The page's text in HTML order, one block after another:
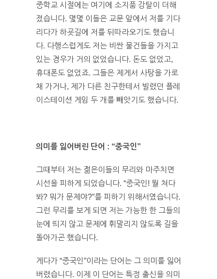
중학교 시절에는 여기에 소지품 강탈이 더해
졌습니다. 몇몇 이들은 교문 앞에서 저를 기다
리다가 하굣길에 저를 뒤따라오기도 했습니
다. 다행스럽게도 저는 비싼 물건들을 가지고
있는 경우가 거의 없었습니다. 돈도 없었고,
휴대폰도 없었죠. 그들은 제게서 사탕을 가로
채 가거나, 제가 다른 친구한테서 빌렸던 플레
이스테이션 게임 두 개를 빼앗기도 했습니다.
의미를 잃어버린 단어 : “중국인”
그때부터 저는 젊은이들의 무리와 마주치면
시선을 피하게 되었습니다. “중국인! 뭘 쳐다
봐? 뭐가 문제야?”를 피하기 위해서였습니다.
그런 무리를 보게 되면 저는 가능한 한 그들의
눈에 띄지 않고 문제에 휘말리지 않도록 길을
돌아가곤 했습니다.
게다가 “중국인”이라는 단어는 그 의미를 잃어
버렸습니다. 이제 이 단어는 특정 출신을 의미